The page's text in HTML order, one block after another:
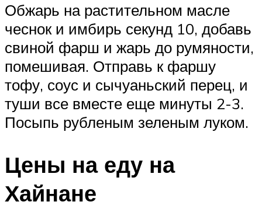
Обжарь на растительном масле
чеснок и имбирь секунд 10, добавь
свиной фарш и жарь до румяности,
помешивая. Отправь к фаршу
тофу, соус и сычуаньский перец, и
туши все вместе еще минуты 2-3.
Посыпь рубленым зеленым луком.
Цены на еду на
Хайнане